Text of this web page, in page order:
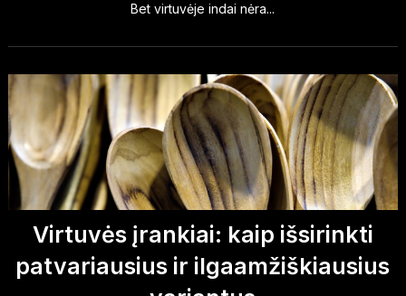
Bet virtuvėje indai nėra...
Virtuvės įrankiai: kaip išsirinkti
patvariausius ir ilgaamžiškiausius